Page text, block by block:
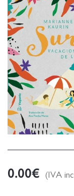
0.00€ (IVA